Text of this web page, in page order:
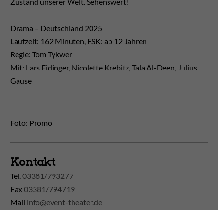
Zustand unserer Welt. Sehenswert!
Drama – Deutschland 2025
Laufzeit: 162 Minuten, FSK: ab 12 Jahren
Regie: Tom Tykwer
Mit: Lars Eidinger, Nicolette Krebitz, Tala Al-Deen, Julius
Gause
Foto: Promo
Kontakt
Tel.03381/793277
Fax03381/794719
Mail info@event-theater.de